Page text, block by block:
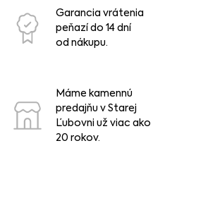
Garancia vrátenia
peňazí do 14 dní
od nákupu.
Máme kamennú
predajňu v Starej
Ľubovni už viac ako
20 rokov.